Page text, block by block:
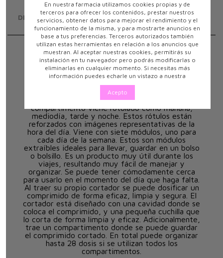
DETALLES DEL PRODUCTO
¿Qué es y para qué sirve?
Acofar pastillero semanal con cortador es un
práctico organizador para los tratamientos
diarios. Permite separar las tomas por medio de
compartimentos diarios de diferentes colores en
función del momento del día. Cada
compartimento viene rotulado como mañana,
mediodía, tarde y noche. Estos rótulos están
reforzados con imágenes representativas de la
hora del día. Viene con siete módulos, uno para
cada día de la semana. Estos son módulos
extraíbles ideales para llevar, guardar en un bolso
o bolsillo. Es un producto muy útil durante los
viajes, resultando muy fácil de manejar y
organizar. Se puede tener cómodamente cerca
para usarlo en el momento del día que haga falta.
Al traer su propio cortador se puede dosificar un
comprimido de forma eficaz, limpia y segura. El
cortador está diseñado con una cavidad donde se
coloca el comprimido, y una pequeña cuchilla que
lo corta de forma limpia y eficaz. Adicionalmente,
trae un compartimento donde se puede guardar
el comprimido cortado. En total puede organizar
hasta 28 dosis si se utilizan todos los
compartimentos.
En nuestra farmacia utilizamos cookies propias y de
terceros para ofrecer los contenidos, prestar nuestros
servicios, obtener datos para mejorar el rendimiento y el
funcionamiento de la misma, y para mostrarte anuncios en
base a tus preferencias. Terceros autorizados también
utilizan estas herramientas en relación a los anuncios que
muestran. Al aceptar nuestras cookies, permitirás su
instalación en tu navegador pero podrás modificarlas o
eliminarlas en cualquier momento. Si necesitas más
información puedes echarle un vistazo a nuestra
Acepto